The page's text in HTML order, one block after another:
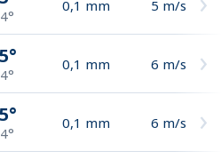
0,1 mm 5 m/s
0,1 mm 6 m/s
0,1 mm 6 m/s